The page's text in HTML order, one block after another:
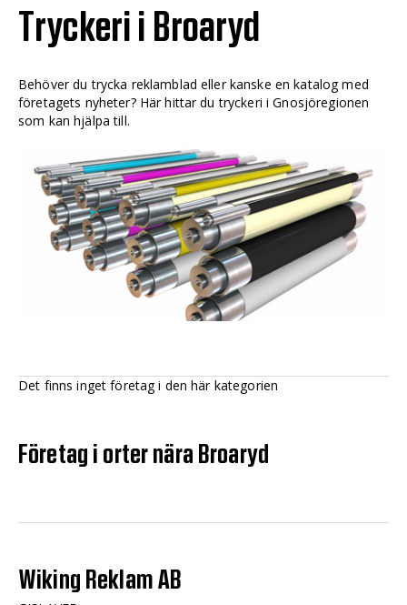
Tryckeri i Broaryd
Behöver du trycka reklamblad eller kanske en katalog med
företagets nyheter? Här hittar du tryckeri i Gnosjöregionen
som kan hjälpa till.
Det finns inget företag i den här kategorien
Företag i orter nära Broaryd
Wiking Reklam AB